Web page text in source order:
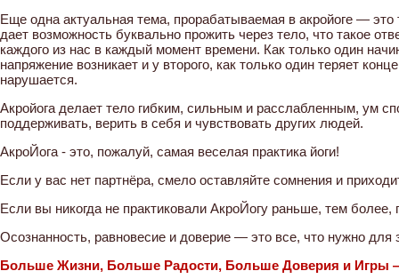
Еще одна актуальная тема, прорабатываемая в акройоге — это
дает возможность буквально прожить через тело, что такое
каждого из нас в каждый момент времени. Как только один
напряжение возникает и у второго, как только один теряет
нарушается.
Акройога делает тело гибким, сильным и расслабленным, ум
поддерживать, верить в себя и чувствовать других людей.
АкроЙога - это, пожалуй, самая веселая практика йоги!
Если у вас нет партнёра, смело оставляйте сомнения и
Если вы никогда не практиковали АкроЙогу раньше, тем более,
Осознанность, равновесие и доверие — это все, что нужно для
Больше Жизни, Больше Радости, Больше Доверия и Игры